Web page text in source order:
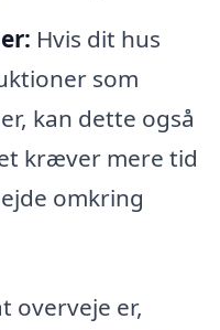
Hvis dit hus
som
kan dette også
kræver mere tid
omkring
overveje er,